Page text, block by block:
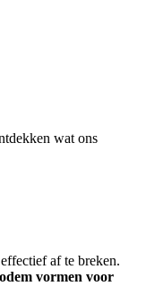
wat ons
af te breken.
vormen voor